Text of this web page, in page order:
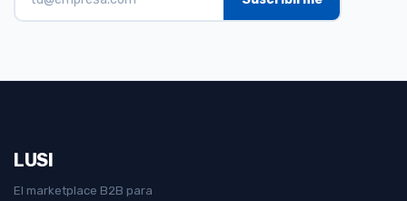
LUSI
El marketplace B2B para